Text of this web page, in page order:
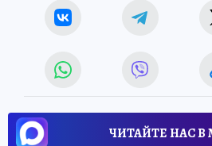
ЧИТАЙТЕ НАС В